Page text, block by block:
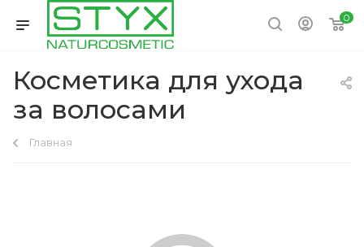
0
Косметика для ухода
за волосами
Главная